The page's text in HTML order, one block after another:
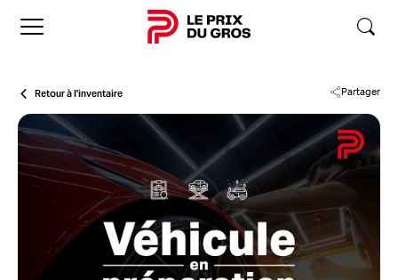
Accueil
Retour à l'inventaire Partager